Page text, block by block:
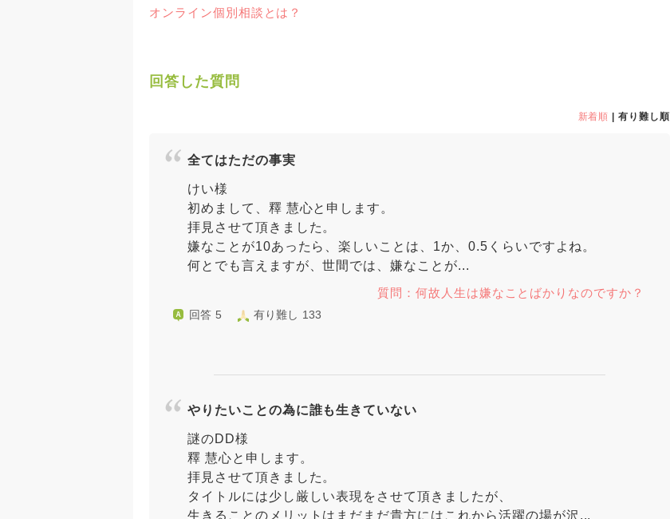
オンライン個別相談とは？
回答した質問
新着順 | 有り難し順
全てはただの事実
けい様
初めまして、釋 慧心と申します。
拝見させて頂きました。
嫌なことが10あったら、楽しいことは、1か、0.5くらいですよね。
何とでも言えますが、世間では、嫌なことが...
質問：何故人生は嫌なことばかりなのですか？
回答 5 有り難し 133
やりたいことの為に誰も生きていない
謎のDD様
釋 慧心と申します。
拝見させて頂きました。
タイトルには少し厳しい表現をさせて頂きましたが、
生きることのメリットはまだまだ貴方にはこれから活躍の場が沢...